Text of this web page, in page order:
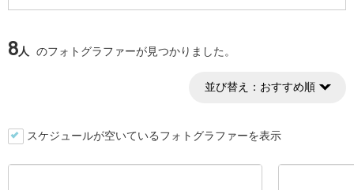
8人 のフォトグラファーが見つかりました。
並び替え： おすすめ順
スケジュールが空いているフォトグラファーを表示